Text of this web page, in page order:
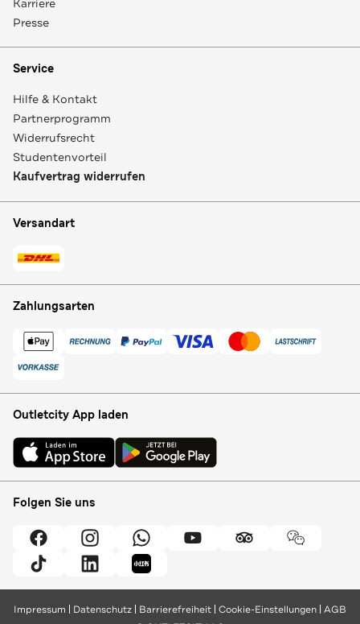
Karriere
Presse
Service
Hilfe & Kontakt
Partnerprogramm
Widerrufsrecht
Studentenvorteil
Kaufvertrag widerrufen
Versandart
Zahlungsarten
Outletcity App laden
Folgen Sie uns
Impressum Datenschutz Barrierefreiheit Cookie-Einstellungen AGB